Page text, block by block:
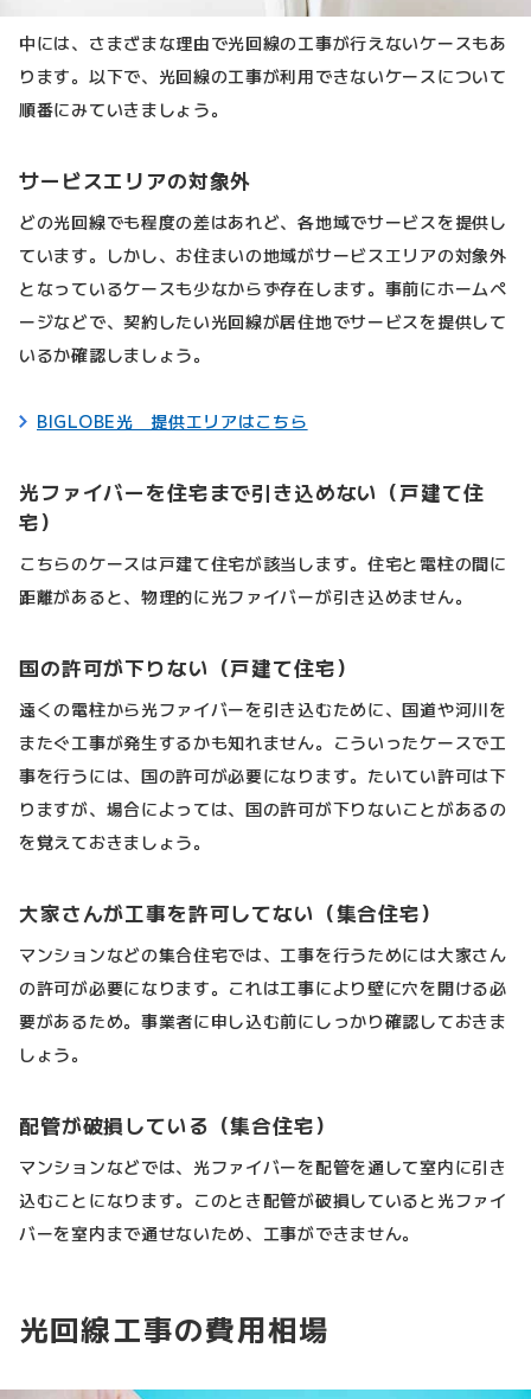
中には、さまざまな理由で光回線の工事が行えないケースもあ
ります。以下で、光回線の工事が利用できないケースについて
順番にみていきましょう。
サービスエリアの対象外
どの光回線でも程度の差はあれど、各地域でサービスを提供し
ています。しかし、お住まいの地域がサービスエリアの対象外
となっているケースも少なからず存在します。事前にホームペ
ージなどで、契約したい光回線が居住地でサービスを提供して
いるか確認しましょう。
BIGLOBE光 提供エリアはこちら
光ファイバーを住宅まで引き込めない（戸建て住
宅）
こちらのケースは戸建て住宅が該当します。住宅と電柱の間に
距離があると、物理的に光ファイバーが引き込めません。
国の許可が下りない（戸建て住宅）
遠くの電柱から光ファイバーを引き込むために、国道や河川を
またぐ工事が発生するかも知れません。こういったケースで工
事を行うには、国の許可が必要になります。たいてい許可は下
りますが、場合によっては、国の許可が下りないことがあるの
を覚えておきましょう。
大家さんが工事を許可してない（集合住宅）
マンションなどの集合住宅では、工事を行うためには大家さん
の許可が必要になります。これは工事により壁に穴を開ける必
要があるため。事業者に申し込む前にしっかり確認しておきま
しょう。
配管が破損している（集合住宅）
マンションなどでは、光ファイバーを配管を通して室内に引き
込むことになります。このとき配管が破損していると光ファイ
バーを室内まで通せないため、工事ができません。
光回線工事の費用相場